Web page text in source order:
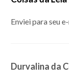
Enviei para seu
Durvalina da